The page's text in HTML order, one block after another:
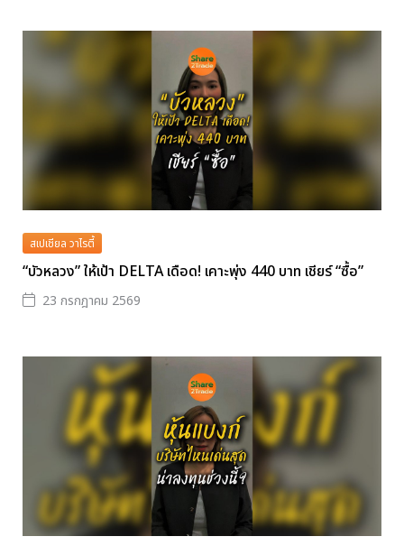
สเปเชียล วาไรตี้
“บัวหลวง” ให้เป้า DELTA เดือด! เคาะพุ่ง 440 บาท เชียร์ “ซื้อ”
23 กรกฎาคม 2569